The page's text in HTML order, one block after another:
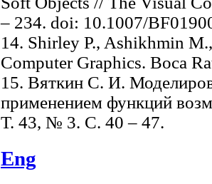
– 234. doi: 10.1007/
14. Shirley P., Ashikhmin
Computer Graphics. Boca
15. Вяткин С. И.
применением функций
Т. 43, № 3. C. 40 – 47.
Eng